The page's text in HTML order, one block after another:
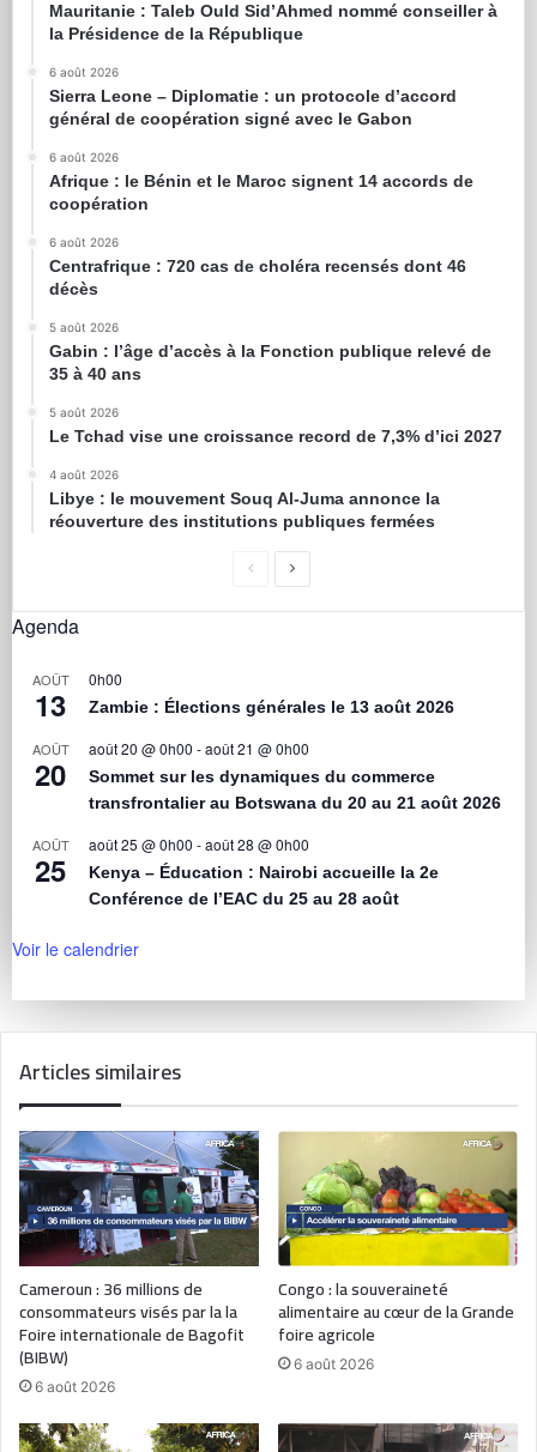
Mauritanie : Taleb Ould Sid’Ahmed nommé conseiller à
la Présidence de la République
6 août 2026
Sierra Leone – Diplomatie : un protocole d’accord
général de coopération signé avec le Gabon
6 août 2026
Afrique : le Bénin et le Maroc signent 14 accords de
coopération
6 août 2026
Centrafrique : 720 cas de choléra recensés dont 46
décès
5 août 2026
Gabin : l’âge d’accès à la Fonction publique relevé de
35 à 40 ans
5 août 2026
Le Tchad vise une croissance record de 7,3% d’ici 2027
4 août 2026
Libye : le mouvement Souq Al-Juma annonce la
réouverture des institutions publiques fermées
Agenda
AOÛT
13
0h00
Zambie : Élections générales le 13 août 2026
AOÛT
20
août 20 @ 0h00 -août 21 @ 0h00
Sommet sur les dynamiques du commerce
transfrontalier au Botswana du 20 au 21 août 2026
AOÛT
25
août 25 @ 0h00 -août 28 @ 0h00
Kenya – Éducation : Nairobi accueille la 2e
Conférence de l’EAC du 25 au 28 août
Voir le calendrier
Articles similaires
Cameroun : 36 millions de
consommateurs visés par la la
Foire internationale de Bagofit
(BIBW)
6 août 2026
Congo : la souveraineté
alimentaire au cœur de la Grande
foire agricole
6 août 2026